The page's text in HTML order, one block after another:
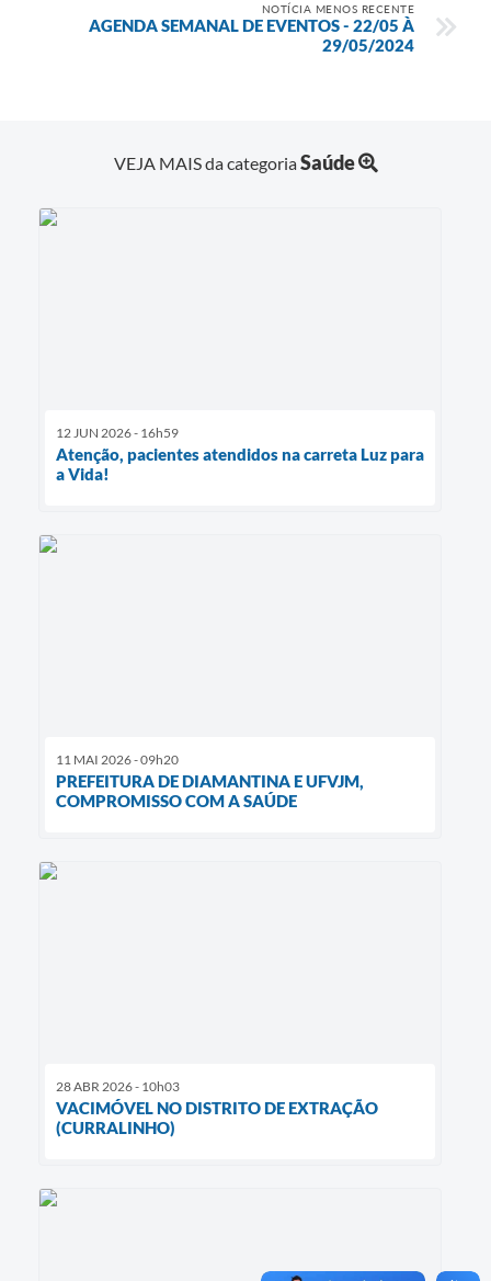
NOTÍCIA MENOS RECENTE
AGENDA SEMANAL DE EVENTOS - 22/05 À
29/05/2024
VEJA MAIS da categoriaSaúde
12 JUN 2026 - 16h59
Atenção, pacientes atendidos na carreta Luz para
a Vida!
11 MAI 2026 - 09h20
PREFEITURA DE DIAMANTINA E UFVJM,
COMPROMISSO COM A SAÚDE
28 ABR 2026 - 10h03
VACIMÓVEL NO DISTRITO DE EXTRAÇÃO
(CURRALINHO)